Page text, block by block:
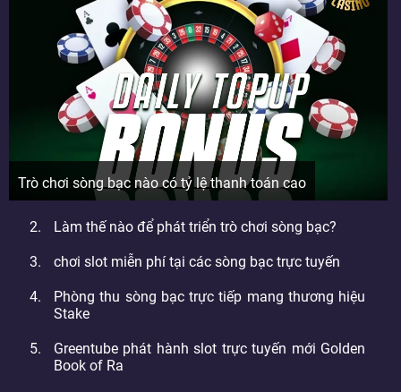
Trò chơi sòng bạc nào có tỷ lệ thanh toán cao
Làm thế nào để phát triển trò chơi sòng bạc?
chơi slot miễn phí tại các sòng bạc trực tuyến
Phòng thu sòng bạc trực tiếp mang thương hiệu
Stake
Greentube phát hành slot trực tuyến mới Golden
Book of Ra